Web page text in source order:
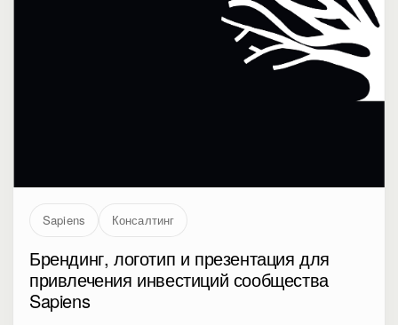
Sapiens Консалтинг
Брендинг, логотип и презентация для
привлечения инвестиций сообщества
Sapiens